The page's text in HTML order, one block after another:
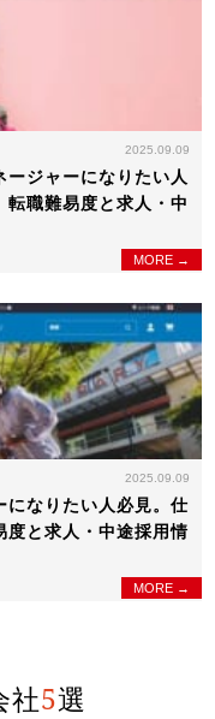
2025.09.09
ジャーになりたい人
転職難易度と求人・中
MORE →
2025.09.09
になりたい人必見。仕
度と求人・中途採用情
MORE →
社5選